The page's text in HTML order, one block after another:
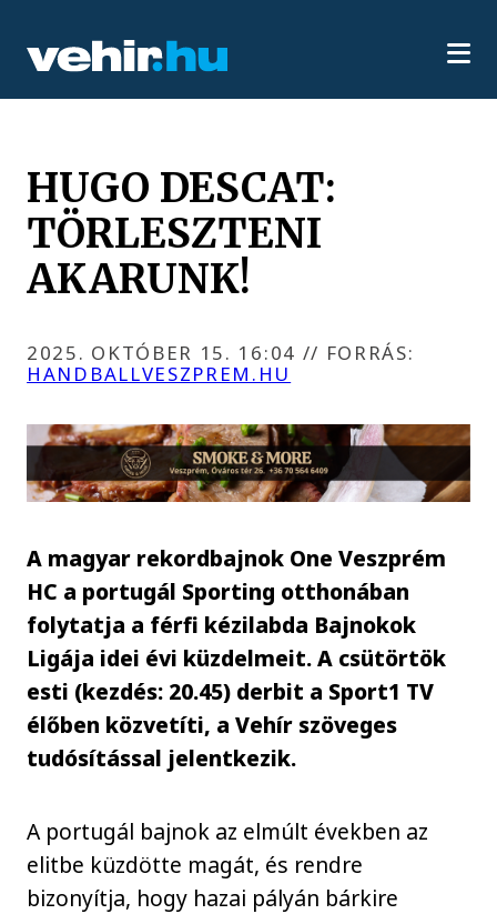
HUGO DESCAT:
TÖRLESZTENI
AKARUNK!
2025. OKTÓBER 15. 16:04 // FORRÁS:
HANDBALLVESZPREM.HU
A magyar rekordbajnok One Veszprém
HC a portugál Sporting otthonában
folytatja a férfi kézilabda Bajnokok
Ligája idei évi küzdelmeit. A csütörtök
esti (kezdés: 20.45) derbit a Sport1 TV
élőben közvetíti, a Vehír szöveges
tudósítással jelentkezik.
A portugál bajnok az elmúlt években az
elitbe küzdötte magát, és rendre
bizonyítja, hogy hazai pályán bárkire